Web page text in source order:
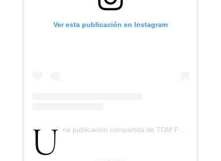
Ver esta publicación en Instagram
Una publicación compartida de TOM FORD (@tomford)